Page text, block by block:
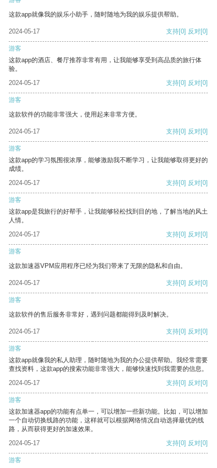
这款app就像我的娱乐小助手，随时随地为我的娱乐提供帮助。
2024-05-17 支持[0] 反对[0]
游客
这款app的酒店、餐厅推荐非常有用，让我能够享受到高品质的旅行体
验。
2024-05-17
支持[0] 反对[0]
游客
这款软件的功能非常强大，使用起来非常方便。
2024-05-17 支持[0] 反对[0]
游客
这款app的学习氛围很浓厚，能够激励我不断学习，让我能够取得更好的
成绩。
2024-05-17
支持[0] 反对[0]
游客
这款app是我旅行的好帮手，让我能够轻松找到目的地，了解当地的风土
人情。
2024-05-17
支持[0] 反对[0]
游客
这款加速器VPM应用程序已经为我们带来了无限的隐私和自由。
2024-05-17 支持[0] 反对[0]
游客
这款软件的售后服务非常好，遇到问题都能得到及时解决。
2024-05-17 支持[0] 反对[0]
游客
这款app就像我的私人助理，随时随地为我的办公提供帮助。我经常需要
查找资料，这款app的搜索功能非常强大，能够快速找到我需要的信息。
2024-05-17
支持[0] 反对[0]
游客
这款加速器app的功能有点单一，可以增加一些新功能。比如，可以增加
一个自动切换线路的功能，这样就可以根据网络情况自动选择最优的线
路，从而获得更好的加速效果。
2024-05-17
支持[0] 反对[0]
游客